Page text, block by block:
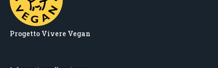
Progetto Vivere Vegan